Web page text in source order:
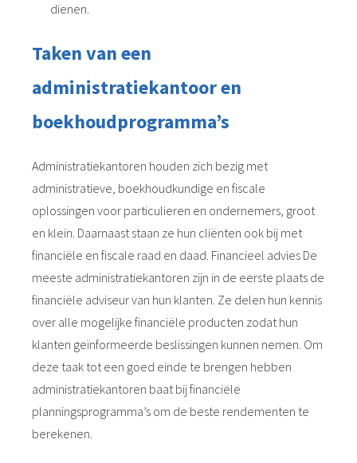
dienen.
Taken van een
administratiekantoor en
boekhoudprogramma’s
Administratiekantoren houden zich bezig met
administratieve, boekhoudkundige en fiscale
oplossingen voor particulieren en ondernemers, groot
en klein. Daarnaast staan ze hun cliënten ook bij met
financiële en fiscale raad en daad. Financieel advies De
meeste administratiekantoren zijn in de eerste plaats de
financiële adviseur van hun klanten. Ze delen hun kennis
over alle mogelijke financiële producten zodat hun
klanten geïnformeerde beslissingen kunnen nemen. Om
deze taak tot een goed einde te brengen hebben
administratiekantoren baat bij financiële
planningsprogramma’s om de beste rendementen te
berekenen.